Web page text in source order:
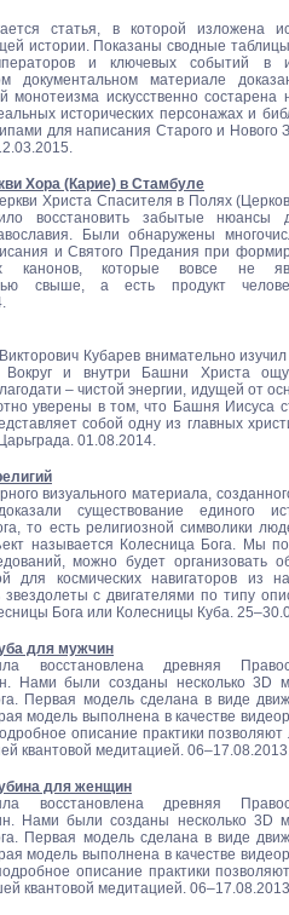
статья, в которой изложена
истории. Показаны сводные
и ключевых событий в
документальном материале
монотеизма искусственно состарена
исторических персонажах и
для написания Старого и Нового
Хора (Карие) в Стамбуле
Христа Спасителя в Полях
восстановить забытые нюансы
Были обнаружены
и Святого Предания при
канонов, которые вовсе не
свыше, а есть продукт
Кубарев внимательно
Вокруг и внутри Башни Христа
– чистой энергии, идущей от
уверены в том, что Башня Иисуса
собой одну из главных
01.08.2014.
визуального материала,
существование единого
то есть религиозной символики
называется Колесница Бога. Мы
можно будет организовать
для космических навигаторов из
с двигателями по типу
Бога или Колесницы Куба.
для мужчин
восстановлена древняя
Нами были созданы несколько 3D
Первая модель сделана в виде
модель выполнена в качестве
описание практики
квантовой медитацией.
для женщин
восстановлена древняя
Нами были созданы несколько 3D
Первая модель сделана в виде
модель выполнена в качестве
описание практики
квантовой медитацией.